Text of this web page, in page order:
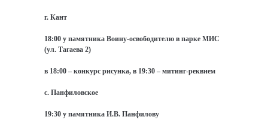
г. Кант
18:00 у памятника Воину-освободителю в парке МИС
(ул. Тагаева 2)
в 18:00 – конкурс рисунка, в 19:30 – митинг-реквием
с. Панфиловское
19:30 у памятника И.В. Панфилову